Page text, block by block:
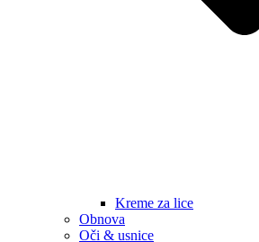
Kreme za lice
Obnova
Oči & usnice